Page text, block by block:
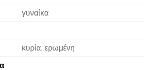
γυναίκα
κυρία, ερωμένη